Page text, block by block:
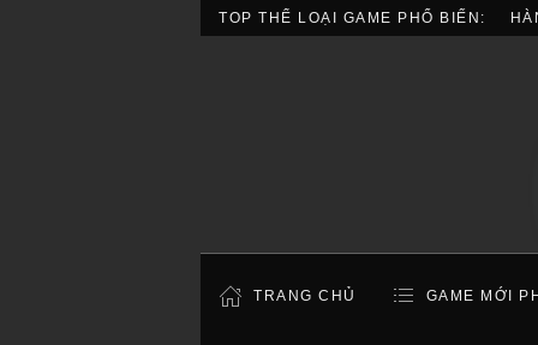
TOP THỂ LOẠI GAME PHỔ BIẾN:
TRANG CHỦ GAME MỚI